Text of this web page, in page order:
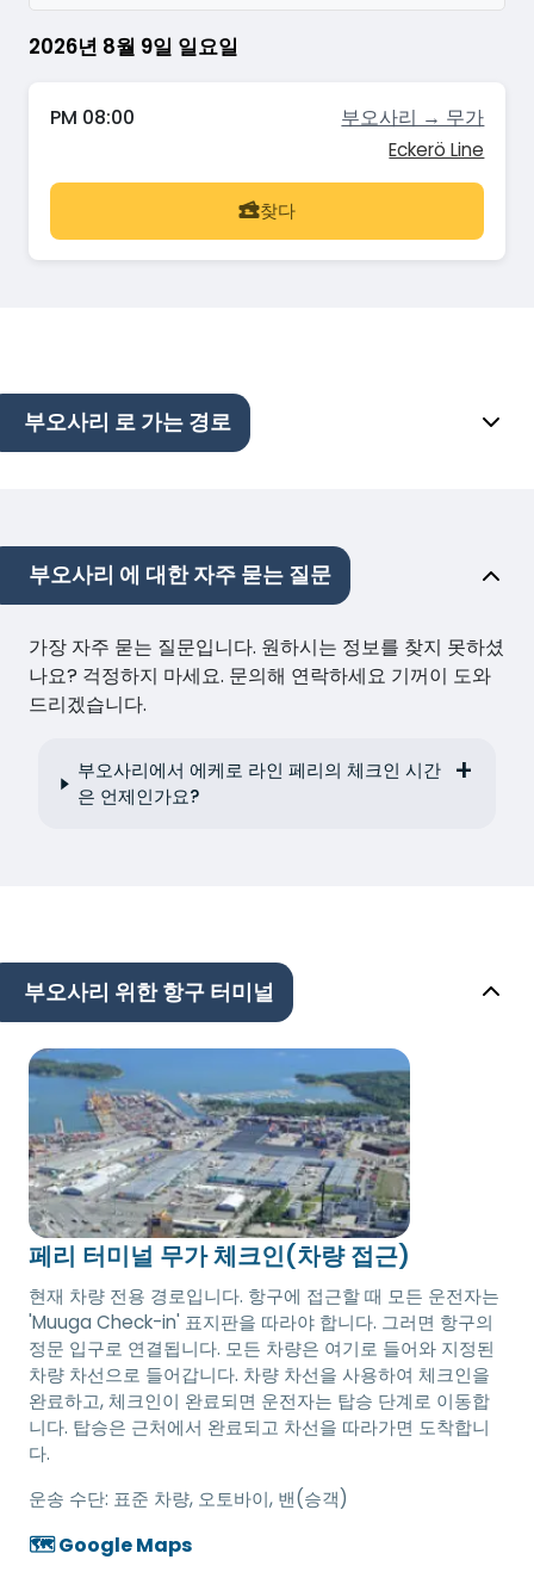
2026년 8월 9일 일요일
PM 08:00 부오사리 → 무가
Eckerö Line
찾다
부오사리 로 가는 경로
부오사리 에 대한 자주 묻는 질문
가장 자주 묻는 질문입니다. 원하시는 정보를 찾지 못하셨
나요? 걱정하지 마세요. 문의해 연락하세요 기꺼이 도와
드리겠습니다.
부오사리에서 에케로 라인 페리의 체크인 시간
은 언제인가요?
부오사리 위한 항구 터미널
페리 터미널 무가 체크인(차량 접근)
현재 차량 전용 경로입니다. 항구에 접근할 때 모든 운전자는
'Muuga Check-in' 표지판을 따라야 합니다. 그러면 항구의
정문 입구로 연결됩니다. 모든 차량은 여기로 들어와 지정된
차량 차선으로 들어갑니다. 차량 차선을 사용하여 체크인을
완료하고, 체크인이 완료되면 운전자는 탑승 단계로 이동합
니다. 탑승은 근처에서 완료되고 차선을 따라가면 도착합니
다.
운송 수단: 표준 차량, 오토바이, 밴(승객)
🗺️ Google Maps